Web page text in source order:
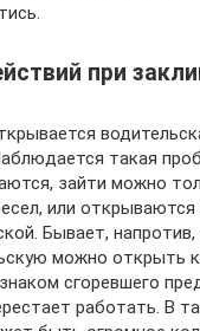
при
такая
зайти можно
или
Бывает, напротив,
можно открыть
сгоревшего
работать. В